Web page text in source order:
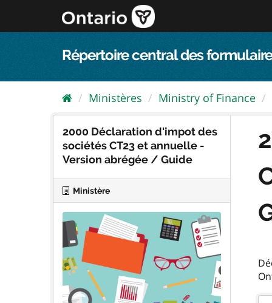
au
Répertoire central des
Ministères Ministry of Finance
2000 Déclaration d'impot des
sociétés CT23 et annuelle -
Version abrégée / Guide
Ministère